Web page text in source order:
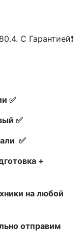
С Гарантией❗
✅
✅
✅
+
на любой
отправим